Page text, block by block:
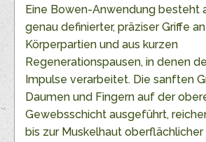
Eine Bowen-Anwendung besteht
genau definierter, präziser Griffe
Körperpartien und aus kurzen
Regenerationspausen, in denen
Impulse verarbeitet. Die sanften
Daumen und Fingern auf der
Gewebsschicht ausgeführt,
bis zur Muskelhaut oberflächlicher